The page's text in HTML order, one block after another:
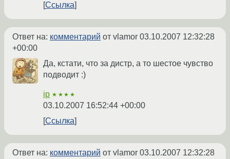
Ссылка
Ответ на: комментарий от vlamor 03.10.2007 12:32:28
+00:00
Да, кстати, что за дистр, а то шестое чувство
подводит :)
ip ★★★★
03.10.2007 16:52:44 +00:00
Ссылка
Ответ на: комментарий от vlamor 03.10.2007 12:32:28